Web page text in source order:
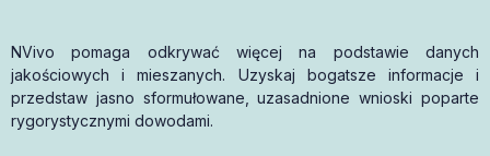
NVivo pomaga odkrywać więcej na podstawie danych
jakościowych i mieszanych. Uzyskaj bogatsze informacje i
przedstaw jasno sformułowane, uzasadnione wnioski poparte
rygorystycznymi dowodami.